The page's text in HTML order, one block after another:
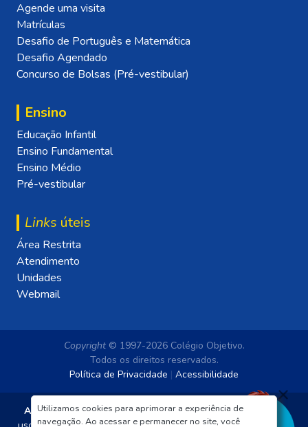
Utilizamos cookies para aprimorar a experiência de
navegação. Ao acessar e permanecer no site, você
Agende uma visita
Matrículas
Desafio de Português e Matemática
Desafio Agendado
Concurso de Bolsas (Pré-vestibular)
Ensino
Educação Infantil
Ensino Fundamental
Ensino Médio
Pré-vestibular
Links úteis
Área Restrita
Atendimento
Unidades
Webmail
Copyright© 1997-2026 Colégio Objetivo.
Todos os direitos reservados.
Política de Privacidade | Acessibilidade
Aviso Legal: As imagens disponibilizadas neste site são de